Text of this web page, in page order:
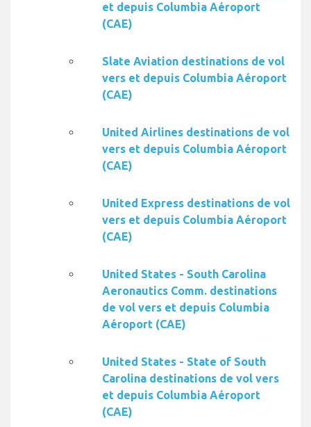
et depuis Columbia Aéroport
(CAE)
Slate Aviation destinations de vol
vers et depuis Columbia Aéroport
(CAE)
United Airlines destinations de vol
vers et depuis Columbia Aéroport
(CAE)
United Express destinations de vol
vers et depuis Columbia Aéroport
(CAE)
United States - South Carolina
Aeronautics Comm. destinations
de vol vers et depuis Columbia
Aéroport (CAE)
United States - State of South
Carolina destinations de vol vers
et depuis Columbia Aéroport
(CAE)